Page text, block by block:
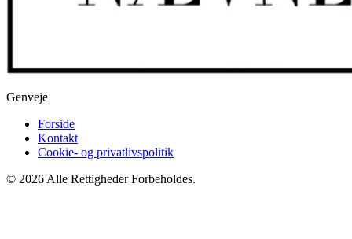
Genveje
Forside
Kontakt
Cookie- og privatlivspolitik
© 2026 Alle Rettigheder Forbeholdes.